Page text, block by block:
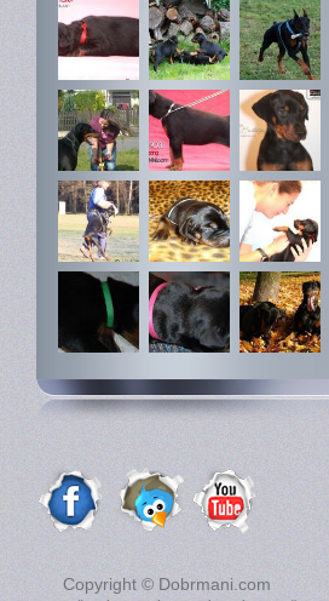
Copyright © Dobrmani.com